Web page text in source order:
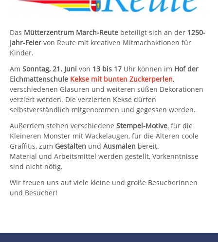
Das Mütterzentrum March-Reute beteiligt sich an der 1250-
Jahr-Feier von Reute mit kreativen Mitmachaktionen für
Kinder.
Am Sonntag, 21. Juni von 13 bis 17 Uhr können im Hof der
Eichmattenschule Kekse mit bunten Zuckerperlen,
verschiedenen Glasuren und weiteren süßen Dekorationen
verziert werden. Die verzierten Kekse dürfen
selbstverständlich mitgenommen und gegessen werden.
Außerdem stehen verschiedene Stempel-Motive, für die
Kleineren Monster mit Wackelaugen, für die Älteren coole
Graffitis, zum Gestalten und Ausmalen bereit.
Material und Arbeitsmittel werden gestellt, Vorkenntnisse
sind nicht nötig.
Wir freuen uns auf viele kleine und große Besucherinnen
und Besucher!